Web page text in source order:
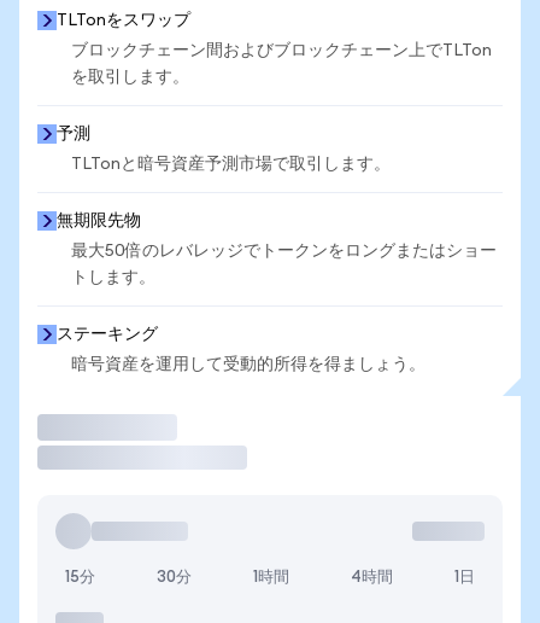
TLTonをスワップ
ブロックチェーン間およびブロックチェーン上でTLTon
を取引します。
予測
TLTonと暗号資産予測市場で取引します。
無期限先物
最大50倍のレバレッジでトークンをロングまたはショー
トします。
ステーキング
暗号資産を運用して受動的所得を得ましょう。
15分 30分 1時間 4時間 1日